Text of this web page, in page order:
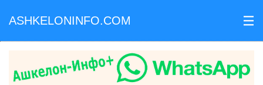
ASHKELONINFO.COM III